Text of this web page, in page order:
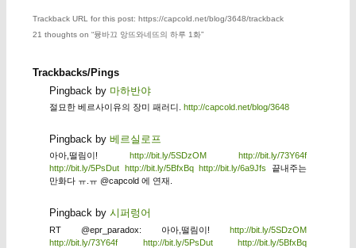
Trackback URL for this post: https://capcold.net/blog/3648/trackback
21 thoughts on “뮹바끄 앙뜨와네뜨의 하루 1화”
Trackbacks/Pings
Pingback by 마하반야
절묘한 베르사이유의 장미 패러디. http://capcold.net/blog/3648
Pingback by 베르실로프
아아,떨림이! http://bit.ly/5SDzOM
http://bit.ly/73Y64f
http://bit.ly/5PsDut
http://bit.ly/5BfxBq http://bit.ly/6a9Jfs
끝내주는
만화다 ㅠ.ㅠ @capcold 에 연재.
Pingback by 시퍼렁어
RT @epr_paradox: 아아,떨림이!http://bit.ly/5SDzOM
http://bit.ly/73Y64f
http://bit.ly/5PsDut
http://bit.ly/5BfxBq